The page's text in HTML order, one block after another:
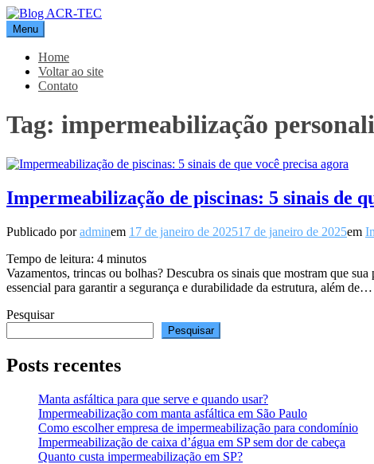
Pular
para
o
conteúdo
Blog ACR-TEC
Menu
Home
Voltar ao site
Contato
Tag: impermeabilização
Impermeabilização de piscinas: 5 sinais de
Publicado poradminem 17 de janeiro de 202517 de janeiro de 2025em
Tempo de leitura: 4 minutos
Vazamentos, trincas ou bolhas? Descubra os sinais que mostram que
essencial para garantir a segurança e durabilidade da estrutura, além de…
Pesquisar
Pesquisar
Posts recentes
Manta asfáltica para que serve e quando usar?
Impermeabilização com manta asfáltica em São Paulo
Como escolher empresa de impermeabilização para condomínio
Impermeabilização de caixa d’água em SP sem dor de cabeça
Quanto custa impermeabilização em SP?